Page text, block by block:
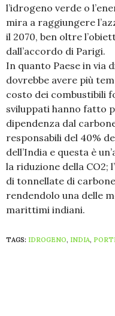
l’idrogeno verde o
mira a raggiungere
il 2070, ben oltre
dall’accordo di Parigi.
In quanto Paese in via
dovrebbe avere più
costo dei combustibili
sviluppati hanno fatto
dipendenza dal
responsabili del 40%
dell’India e questa è
la riduzione della CO2;
di tonnellate di
rendendolo una delle
marittimi indiani.
TAGS: IDROGENO, INDIA,